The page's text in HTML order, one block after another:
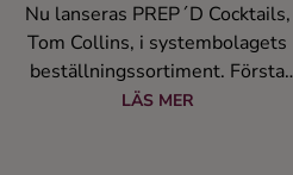
Nu lanseras PREP´D Cocktails,
Tom Collins, i systembolagets
beställningssortiment. Första
Tom Collins på Bag in Box!
LÄS MER